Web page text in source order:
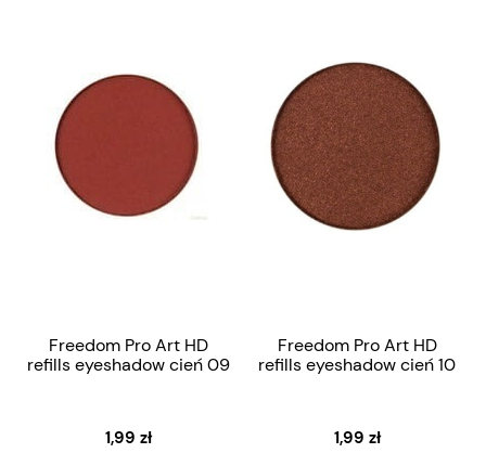
Freedom Pro Art HD
refills eyeshadow cień 09
1,99 zł
Freedom Pro Art HD
refills eyeshadow cień 10
1,99 zł